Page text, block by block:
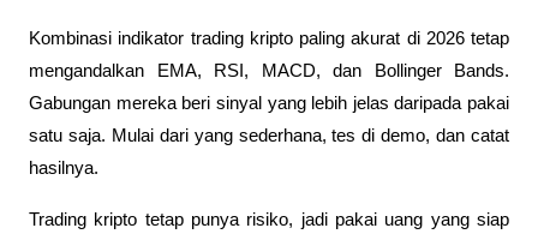
Kombinasi indikator trading kripto paling akurat di 2026 tetap
mengandalkan EMA, RSI, MACD, dan Bollinger Bands.
Gabungan mereka beri sinyal yang lebih jelas daripada pakai
satu saja. Mulai dari yang sederhana, tes di demo, dan catat
hasilnya.
Trading kripto tetap punya risiko, jadi pakai uang yang siap